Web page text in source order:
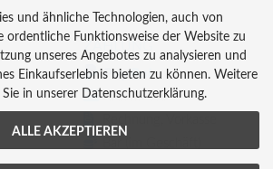
ZAHLUNG
Kreditkarte
und ähnliche Technologien, auch von
Funktionsweise der Website zu
unseres Angebotes zu analysieren und
Einkaufserlebnis bieten zu können. Weitere
in unserer Datenschutzerklärung.
ALLE AKZEPTIEREN